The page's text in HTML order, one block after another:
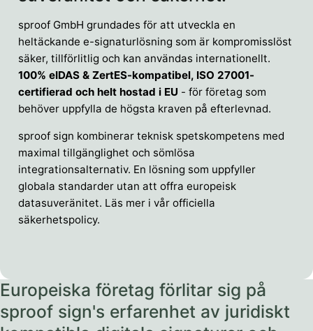
sproof GmbH grundades för att utveckla en
heltäckande e-signaturlösning som är kompromisslöst
säker, tillförlitlig och kan användas internationellt.
100% eIDAS & ZertES-kompatibel, ISO 27001-
certifierad och helt hostad i EU - för företag som
behöver uppfylla de högsta kraven på efterlevnad.
sproof sign kombinerar teknisk spetskompetens med
maximal tillgänglighet och sömlösa
integrationsalternativ. En lösning som uppfyller
globala standarder utan att offra europeisk
datasuveränitet. Läs mer i vår officiella
säkerhetspolicy.
Europeiska företag förlitar sig på
sproof sign's erfarenhet av juridiskt